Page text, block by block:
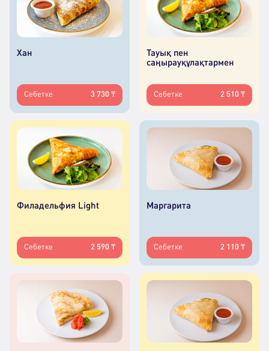
Хан
Себетке 3 730 ₸
Тауық пен
саңырауқұлақтармен
Себетке 2 510 ₸
Филадельфия Light
Себетке 2 590 ₸
Маргарита
Себетке 2 110 ₸